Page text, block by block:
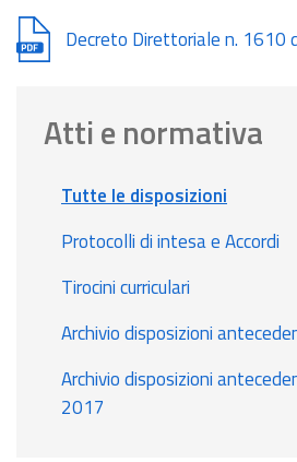
Document
Decreto Direttoriale n.
Atti e normativa
Tutte le disposizioni
Protocolli di intesa e Accordi
Tirocini curriculari
Archivio disposizioni
Archivio disposizioni
2017